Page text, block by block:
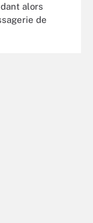
alors
de